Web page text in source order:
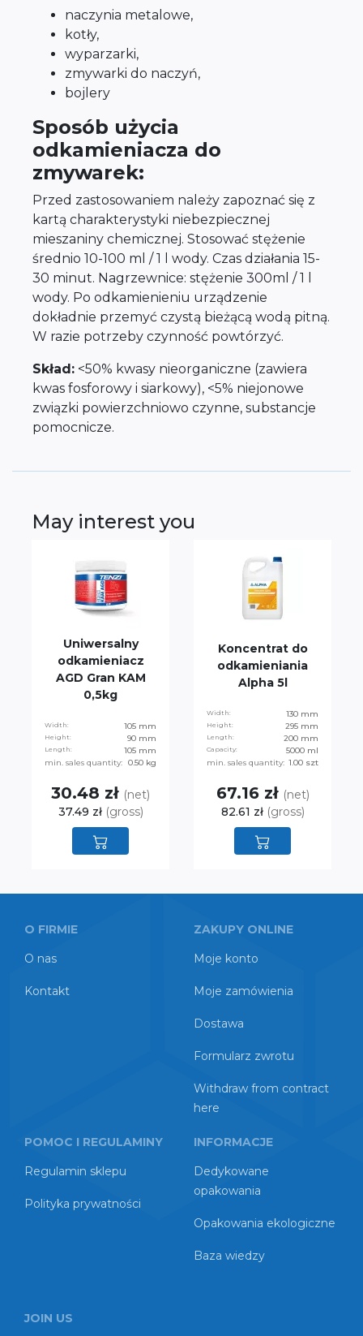
naczynia metalowe,
kotły,
wyparzarki,
zmywarki do naczyń,
bojlery
Sposób użycia
odkamieniacza do
zmywarek:
Przed zastosowaniem należy zapoznać się z
kartą charakterystyki niebezpiecznej
mieszaniny chemicznej. Stosować stężenie
średnio 10-100 ml / 1 l wody. Czas działania 15-
30 minut. Nagrzewnice: stężenie 300ml / 1 l
wody. Po odkamienieniu urządzenie
dokładnie przemyć czystą bieżącą wodą pitną.
W razie potrzeby czynność powtórzyć.
Skład: <50% kwasy nieorganiczne (zawiera
kwas fosforowy i siarkowy), <5% niejonowe
związki powierzchniowo czynne, substancje
pomocnicze.
May interest you
Uniwersalny
odkamieniacz
AGD Gran KAM
0,5kg
Width: 105 mm
Height: 90 mm
Length:
105 mm
min. sales quantity: 0.50 kg
30.48 zł (net)
37.49 zł (gross)
Koncentrat do
odkamieniania
Alpha 5l
Width: 130 mm
Height: 295 mm
Length: 200 mm
Capacity:
5000 ml
min. sales quantity: 1.00 szt
67.16 zł (net)
82.61 zł (gross)
O FIRMIE
O nas
Kontakt
ZAKUPY ONLINE
Moje konto
Moje zamówienia
Dostawa
Formularz zwrotu
Withdraw from contract
here
POMOC I REGULAMINY
Regulamin sklepu
Polityka prywatności
INFORMACJE
Dedykowane
opakowania
Opakowania ekologiczne
Baza wiedzy
JOIN US